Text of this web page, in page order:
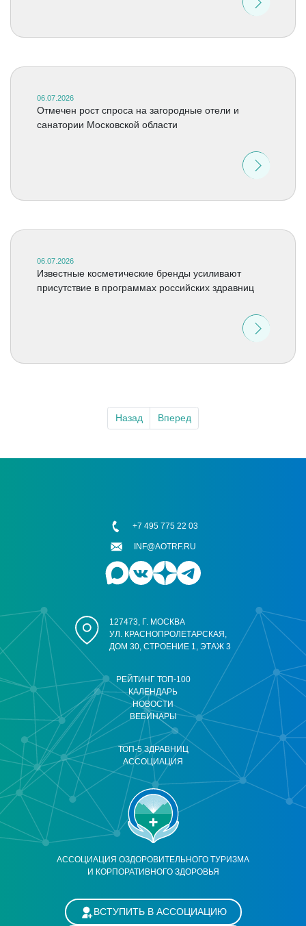
06.07.2026
Отмечен рост спроса на загородные отели и
санатории Московской области
06.07.2026
Известные косметические бренды усиливают
присутствие в программах российских здравниц
Назад Вперед
АССОЦИАЦИЯ ОЗДОРОВИТЕЛЬНОГО ТУРИЗМА
И КОРПОРАТИВНОГО ЗДОРОВЬЯ
РЕЙТИНГ ТОП-100
КАЛЕНДАРЬ
НОВОСТИ
ВЕБИНАРЫ
ТОП-5 ЗДРАВНИЦ
АССОЦИАЦИЯ
127473, Г. МОСКВА
УЛ. КРАСНОПРОЛЕТАРСКАЯ,
ДОМ 30, СТРОЕНИЕ 1, ЭТАЖ 3
+7 495 775 22 03
INF@AOTRF.RU
ВСТУПИТЬ В АССОЦИАЦИЮ